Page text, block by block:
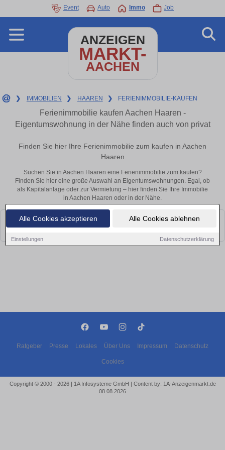
Alle Cookies akzeptieren Alle Cookies ablehnen
Einstellungen Datenschutzerklärung
Event Auto Immo Job
ANZEIGEN
MARKT-
AACHEN
❯ IMMOBILIEN ❯ HAAREN ❯ FERIENIMMOBILIE-KAUFEN
Ferienimmobilie kaufen Aachen Haaren -
Eigentumswohnung in der Nähe finden auch von privat
Finden Sie hier Ihre Ferienimmobilie zum kaufen in Aachen
Haaren
Suchen Sie in Aachen Haaren eine Ferienimmobilie zum kaufen?
Finden Sie hier eine große Auswahl an Eigentumswohnungen. Egal, ob
als Kapitalanlage oder zur Vermietung – hier finden Sie Ihre Immobilie
in Aachen Haaren oder in der Nähe.
Leider konnten wir derzeit keine passenden Objekte finden. Schauen Sie
bald wieder vorbei!
Ratgeber Presse Lokales Über Uns Impressum Datenschutz
Cookies
Copyright © 2000 - 2026 | 1A Infosysteme GmbH | Content by: 1A-Anzeigenmarkt.de
08.08.2026